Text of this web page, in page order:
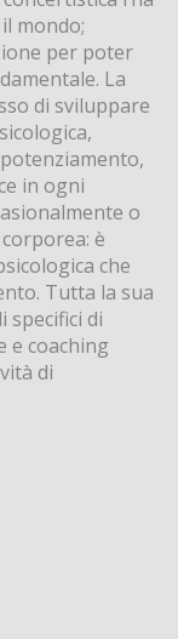
mondo;
per poter
La
di sviluppare
in ogni
o
è
che
Tutta la sua
specifici di
e coaching
di